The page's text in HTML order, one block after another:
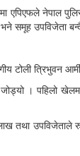
एपिएफले नेपाल
उपविजेता
टोली
। पहिलो
तथा